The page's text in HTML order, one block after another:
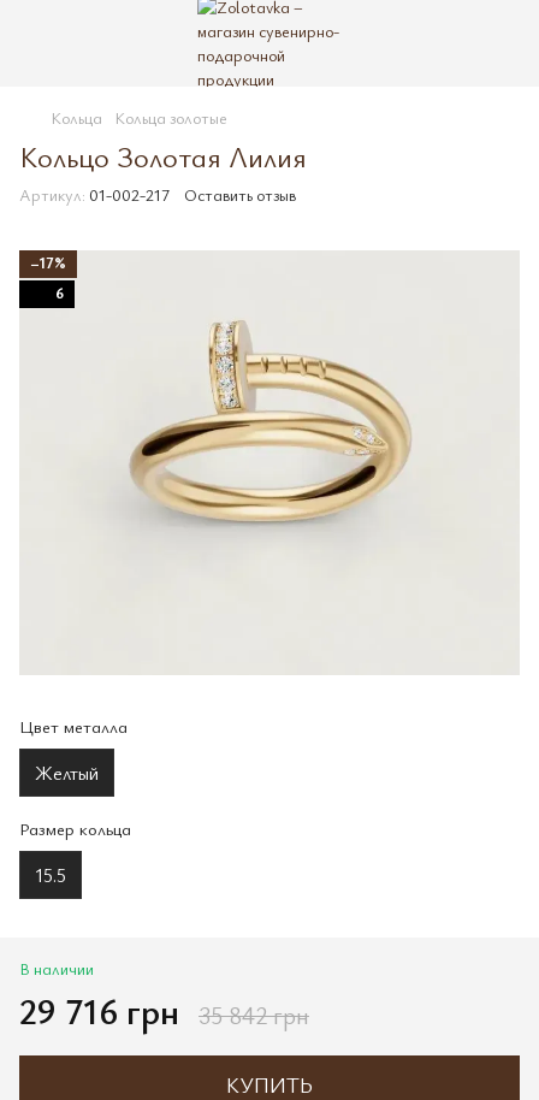
Кольца Кольца золотые
Кольцо Золотая Лилия
Артикул: 01-002-217 Оставить отзыв
−17%
6
Цвет металла
Желтый
Размер кольца
15.5
В наличии
29 716 грн 35 842 грн
КУПИТЬ